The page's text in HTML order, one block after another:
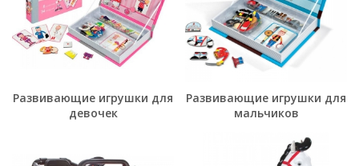
Развивающие игрушки для
девочек
Развивающие игрушки для
мальчиков